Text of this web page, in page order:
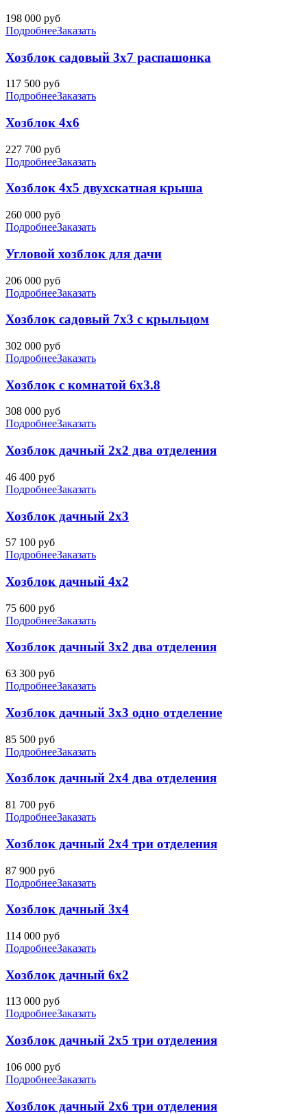
198 000 руб
ПодробнееЗаказать
Хозблок садовый 3х7 распашонка
117 500 руб
ПодробнееЗаказать
Хозблок 4х6
227 700 руб
ПодробнееЗаказать
Хозблок 4х5 двухскатная крыша
260 000 руб
ПодробнееЗаказать
Угловой хозблок для дачи
206 000 руб
ПодробнееЗаказать
Хозблок садовый 7х3 с крыльцом
302 000 руб
ПодробнееЗаказать
Хозблок с комнатой 6х3.8
308 000 руб
ПодробнееЗаказать
Хозблок дачный 2х2 два отделения
46 400 руб
ПодробнееЗаказать
Хозблок дачный 2х3
57 100 руб
ПодробнееЗаказать
Хозблок дачный 4х2
75 600 руб
ПодробнееЗаказать
Хозблок дачный 3х2 два отделения
63 300 руб
ПодробнееЗаказать
Хозблок дачный 3х3 одно отделение
85 500 руб
ПодробнееЗаказать
Хозблок дачный 2х4 два отделения
81 700 руб
ПодробнееЗаказать
Хозблок дачный 2х4 три отделения
87 900 руб
ПодробнееЗаказать
Хозблок дачный 3х4
114 000 руб
ПодробнееЗаказать
Хозблок дачный 6х2
113 000 руб
ПодробнееЗаказать
Хозблок дачный 2х5 три отделения
106 000 руб
ПодробнееЗаказать
Хозблок дачный 2х6 три отделения